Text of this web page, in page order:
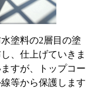
塗料の2層目の塗
、仕上げていきま
すが、トップコー
等から保護します